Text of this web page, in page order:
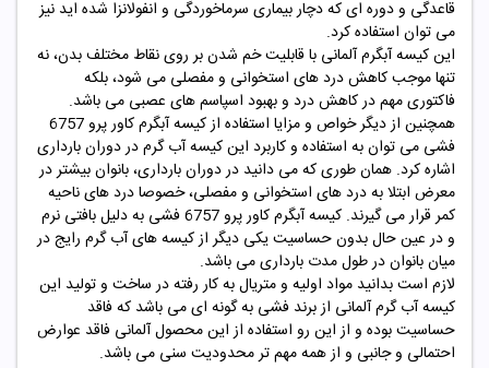
قاعدگی و دوره ای که دچار بیماری سرماخوردگی و انفولانزا شده اید نیز
می توان استفاده کرد.
این کیسه آبگرم آلمانی با قابلیت خم شدن بر روی نقاط مختلف بدن، نه
تنها موجب کاهش درد های استخوانی و مفصلی می شود، بلکه
فاکتوری مهم در کاهش درد و بهبود اسپاسم های عصبی می باشد.
همچنین از دیگر خواص و مزایا استفاده از کیسه آبگرم کاور پرو 6757
فشی می توان به استفاده و کاربرد این کیسه آب گرم در دوران بارداری
اشاره کرد. همان طوری که می دانید در دوران بارداری، بانوان بیشتر در
معرض ابتلا به درد های استخوانی و مفصلی، خصوصا درد های ناحیه
کمر قرار می گیرند. کیسه آبگرم کاور پرو 6757 فشی به دلیل بافتی نرم
و در عین حال بدون حساسیت یکی دیگر از کیسه های آب گرم رایج در
میان بانوان در طول مدت بارداری می باشد.
لازم است بدانید مواد اولیه و متریال به کار رفته در ساخت و تولید این
کیسه آب گرم آلمانی از برند فشی به گونه ای می باشد که فاقد
حساسیت بوده و از این رو استفاده از این محصول آلمانی فاقد عوارض
احتمالی و جانبی و از همه مهم تر محدودیت سنی می باشد.